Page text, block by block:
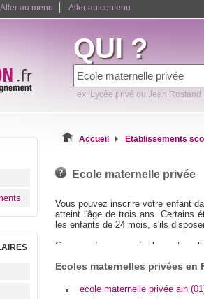
Aller au menu Aller au contenu
QUI ?
ex: Lycée privé ou Jean Rostand
Accueil Etablissements
Ecole maternelle privée
Vous pouvez inscrire votre enfant
atteint l'âge de trois ans. Certains
les enfants de 24 mois, s'ils
Comme dans une école
classe maternelle n'est pas
disponibles est atteinte. Pour
Ecoles maternelles privées en
ecole maternelle privée ain